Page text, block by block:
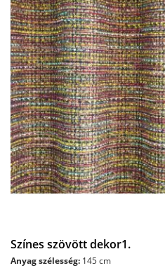
Színes szövött dekor1.
Anyag szélesség: 145 cm